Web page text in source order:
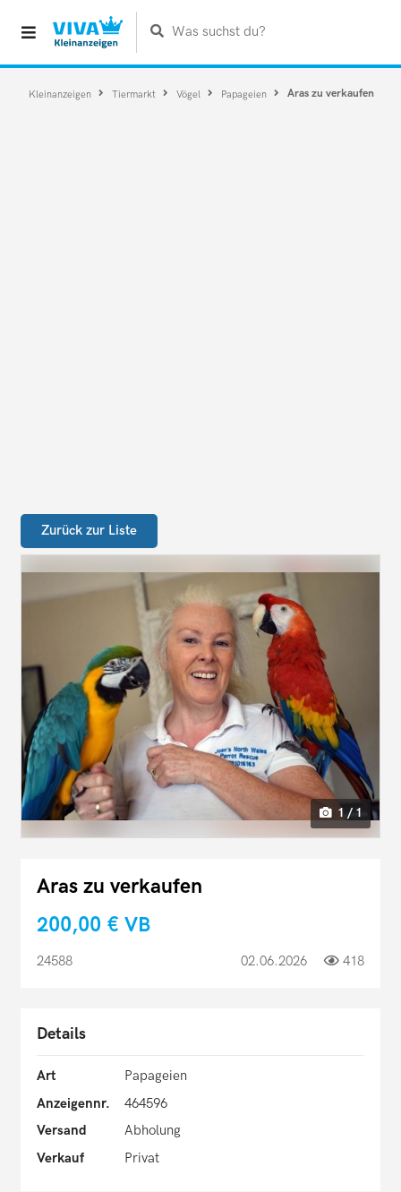
Was suchst du?
Kleinanzeigen Tiermarkt Vögel Papageien Aras zu verkaufen
Zurück zur Liste
1 / 1
Aras zu verkaufen
200,00 € VB
24588 02.06.2026 418
Details
Art
Papageien
Anzeigennr.
464596
Versand
Abholung
Verkauf
Privat